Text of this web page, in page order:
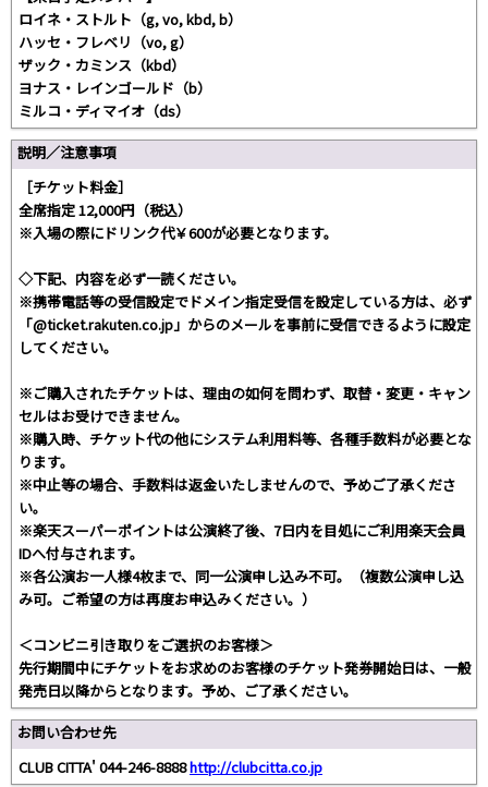
ロイネ・ストルト（g, vo, kbd, b）
ハッセ・フレベリ（vo, g）
ザック・カミンス（kbd）
ヨナス・レインゴールド（b）
ミルコ・ディマイオ（ds）
説明／注意事項
［チケット料金］
全席指定 12,000円（税込）
※入場の際にドリンク代￥600が必要となります。
◇下記、内容を必ず一読ください。
※携帯電話等の受信設定でドメイン指定受信を設定している方は、必ず
「@ticket.rakuten.co.jp」からのメールを事前に受信できるように設定
してください。
※ご購入されたチケットは、理由の如何を問わず、取替・変更・キャン
セルはお受けできません。
※購入時、チケット代の他にシステム利用料等、各種手数料が必要とな
ります。
※中止等の場合、手数料は返金いたしませんので、予めご了承くださ
い。
※楽天スーパーポイントは公演終了後、7日内を目処にご利用楽天会員
IDへ付与されます。
※各公演お一人様4枚まで、同一公演申し込み不可。（複数公演申し込
み可。ご希望の方は再度お申込みください。）
＜コンビニ引き取りをご選択のお客様＞
先行期間中にチケットをお求めのお客様のチケット発券開始日は、一般
発売日以降からとなります。予め、ご了承ください。
お問い合わせ先
CLUB CITTA' 044-246-8888http://clubcitta.co.jp